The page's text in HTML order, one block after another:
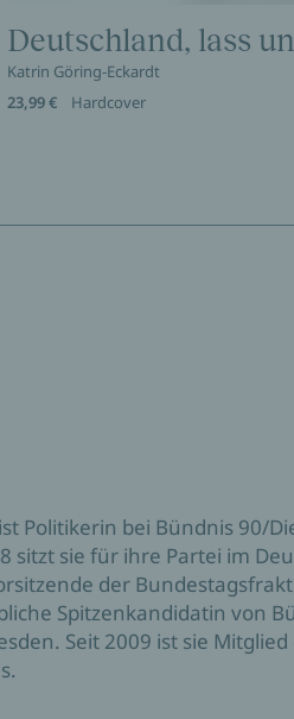
Deutschland, lass
Katrin Göring-Eckardt
23,99 €
Hardcover
Politikerin bei Bündnis 90/
sitzt sie für ihre Partei im
der
Spitzenkandidatin von
Seit 2009 ist sie